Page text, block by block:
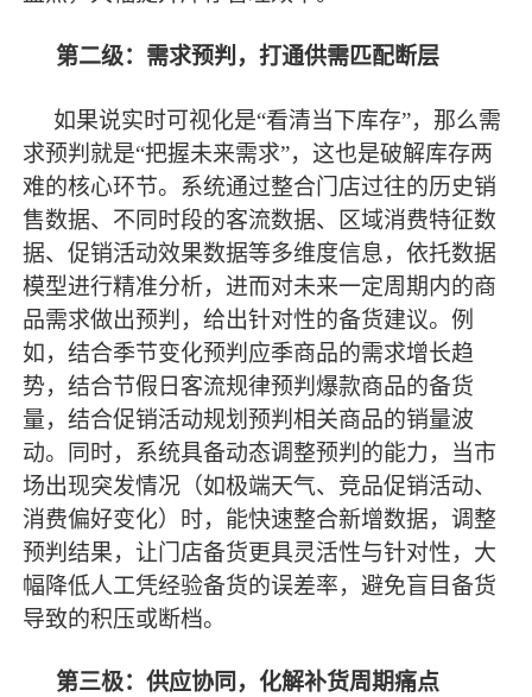
第二级：需求预判，打通供需匹配断层
如果说实时可视化是“看清当下库存”，那么需
求预判就是“把握未来需求”，这也是破解库存两
难的核心环节。系统通过整合门店过往的历史销
售数据、不同时段的客流数据、区域消费特征数
据、促销活动效果数据等多维度信息，依托数据
模型进行精准分析，进而对未来一定周期内的商
品需求做出预判，给出针对性的备货建议。例
如，结合季节变化预判应季商品的需求增长趋
势，结合节假日客流规律预判爆款商品的备货
量，结合促销活动规划预判相关商品的销量波
动。同时，系统具备动态调整预判的能力，当市
场出现突发情况（如极端天气、竞品促销活动、
消费偏好变化）时，能快速整合新增数据，调整
预判结果，让门店备货更具灵活性与针对性，大
幅降低人工凭经验备货的误差率，避免盲目备货
导致的积压或断档。
第三极：供应协同，化解补货周期痛点